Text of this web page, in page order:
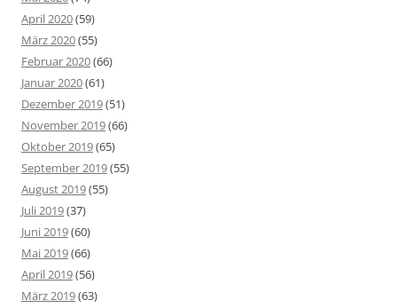
April 2020(59)
März 2020(55)
Februar 2020(66)
Januar 2020(61)
Dezember 2019(51)
November 2019(66)
Oktober 2019(65)
September 2019(55)
August 2019(55)
Juli 2019(37)
Juni 2019(60)
Mai 2019(66)
April 2019(56)
März 2019(63)